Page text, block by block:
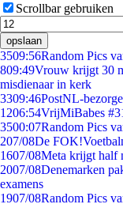
Scrollbar gebruiken
opslaan
3509:56Random Pics
809:49Vrouw krijgt 30
misdienaar in kerk
3309:46PostNL-
1206:54VrijMiBabes
3500:07Random Pics
207/08De
1607/08Meta krijgt half
2007/08Denemarken
examens
1907/08Random Pics